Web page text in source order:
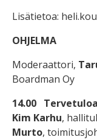
Lisätietoa:
OHJELMA
Moderaattori,
Boardman Oy
14.00 Tervetuloa
Kim Karhu,
Murto,